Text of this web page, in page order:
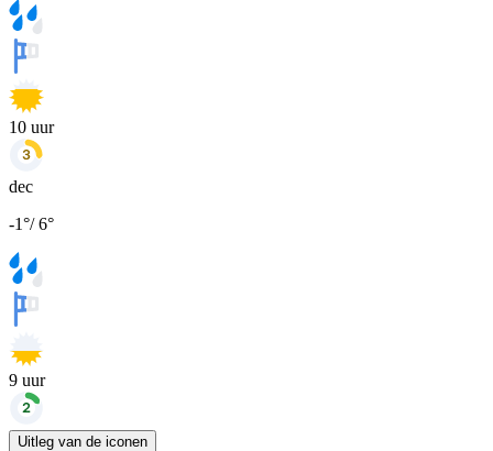
10 uur
dec
-1°/6°
9 uur
Uitleg van de iconen